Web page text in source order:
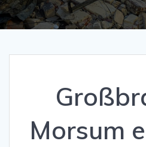
Morsum